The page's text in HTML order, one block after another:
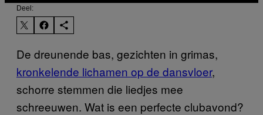
Deel:
De dreunende bas, gezichten in grimas,
kronkelende lichamen op de dansvloer,
schorre stemmen die liedjes mee
schreeuwen. Wat is een perfecte clubavond?